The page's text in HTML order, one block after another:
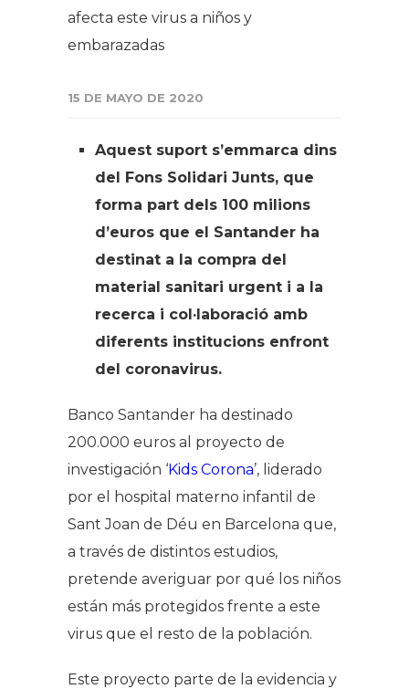
afecta este virus a niños y
embarazadas
15 DE MAYO DE 2020
Aquest suport s’emmarca dins
del Fons Solidari Junts, que
forma part dels 100 milions
d’euros que el Santander ha
destinat a la compra del
material sanitari urgent i a la
recerca i col·laboració amb
diferents institucions enfront
del coronavirus.
Banco Santander ha destinado
200.000 euros al proyecto de
investigación ‘Kids Corona’, liderado
por el hospital materno infantil de
Sant Joan de Déu en Barcelona que,
a través de distintos estudios,
pretende averiguar por qué los niños
están más protegidos frente a este
virus que el resto de la población.
Este proyecto parte de la evidencia y